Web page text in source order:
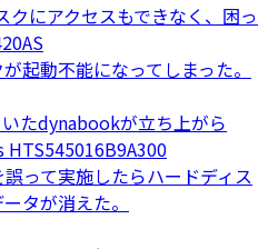
クにアクセスもできなく、困っ
起動不能になってしまった。
たdynabookが立ち上がら
って実施したらハードディス
タが消えた。